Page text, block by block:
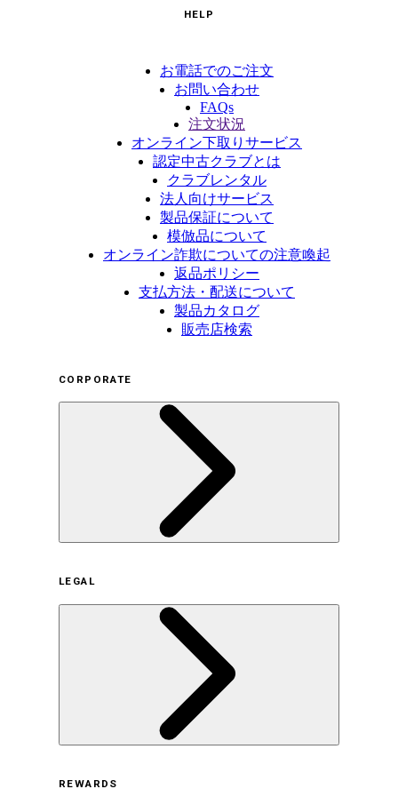
HELP
お電話でのご注文
お問い合わせ
FAQs
注文状況
オンライン下取りサービス
認定中古クラブとは
クラブレンタル
法人向けサービス
製品保証について
模倣品について
オンライン詐欺についての注意喚起
返品ポリシー
支払方法・配送について
製品カタログ
販売店検索
CORPORATE
サステナビリティの取り組み（日本）
サステナビリティの取り組み（米国/英語）
ヒストリー
採用情報
LEGAL
REWARDS